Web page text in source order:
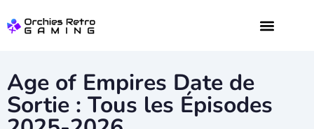
Age of Empires Date de
Sortie : Tous les Épisodes